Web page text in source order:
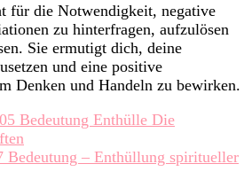
für die Notwendigkeit, negative
zu hinterfragen, aufzulösen
Sie ermutigt dich, deine
und eine positive
Denken und Handeln zu bewirken.
Bedeutung Enthülle Die
Bedeutung – Enthüllung spiritueller